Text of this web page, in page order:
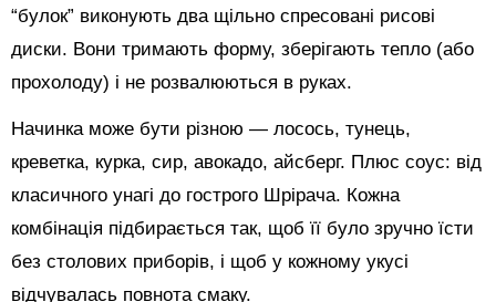
“булок” виконують два щільно спресовані рисові
диски. Вони тримають форму, зберігають тепло (або
прохолоду) і не розвалюються в руках.
Начинка може бути різною — лосось, тунець,
креветка, курка, сир, авокадо, айсберг. Плюс соус: від
класичного унагі до гострого Шрірача. Кожна
комбінація підбирається так, щоб її було зручно їсти
без столових приборів, і щоб у кожному укусі
відчувалась повнота смаку.